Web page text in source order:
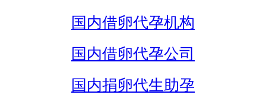
国内借卵代孕机构
国内借卵代孕公司
国内捐卵代生助孕